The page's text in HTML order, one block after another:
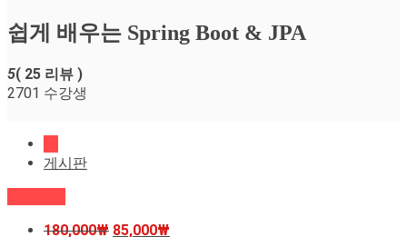
쉽게 배우는 Spring Boot & JPA
5( 25 리뷰 )
2701 수강생
게시판
180,000₩ 85,000₩